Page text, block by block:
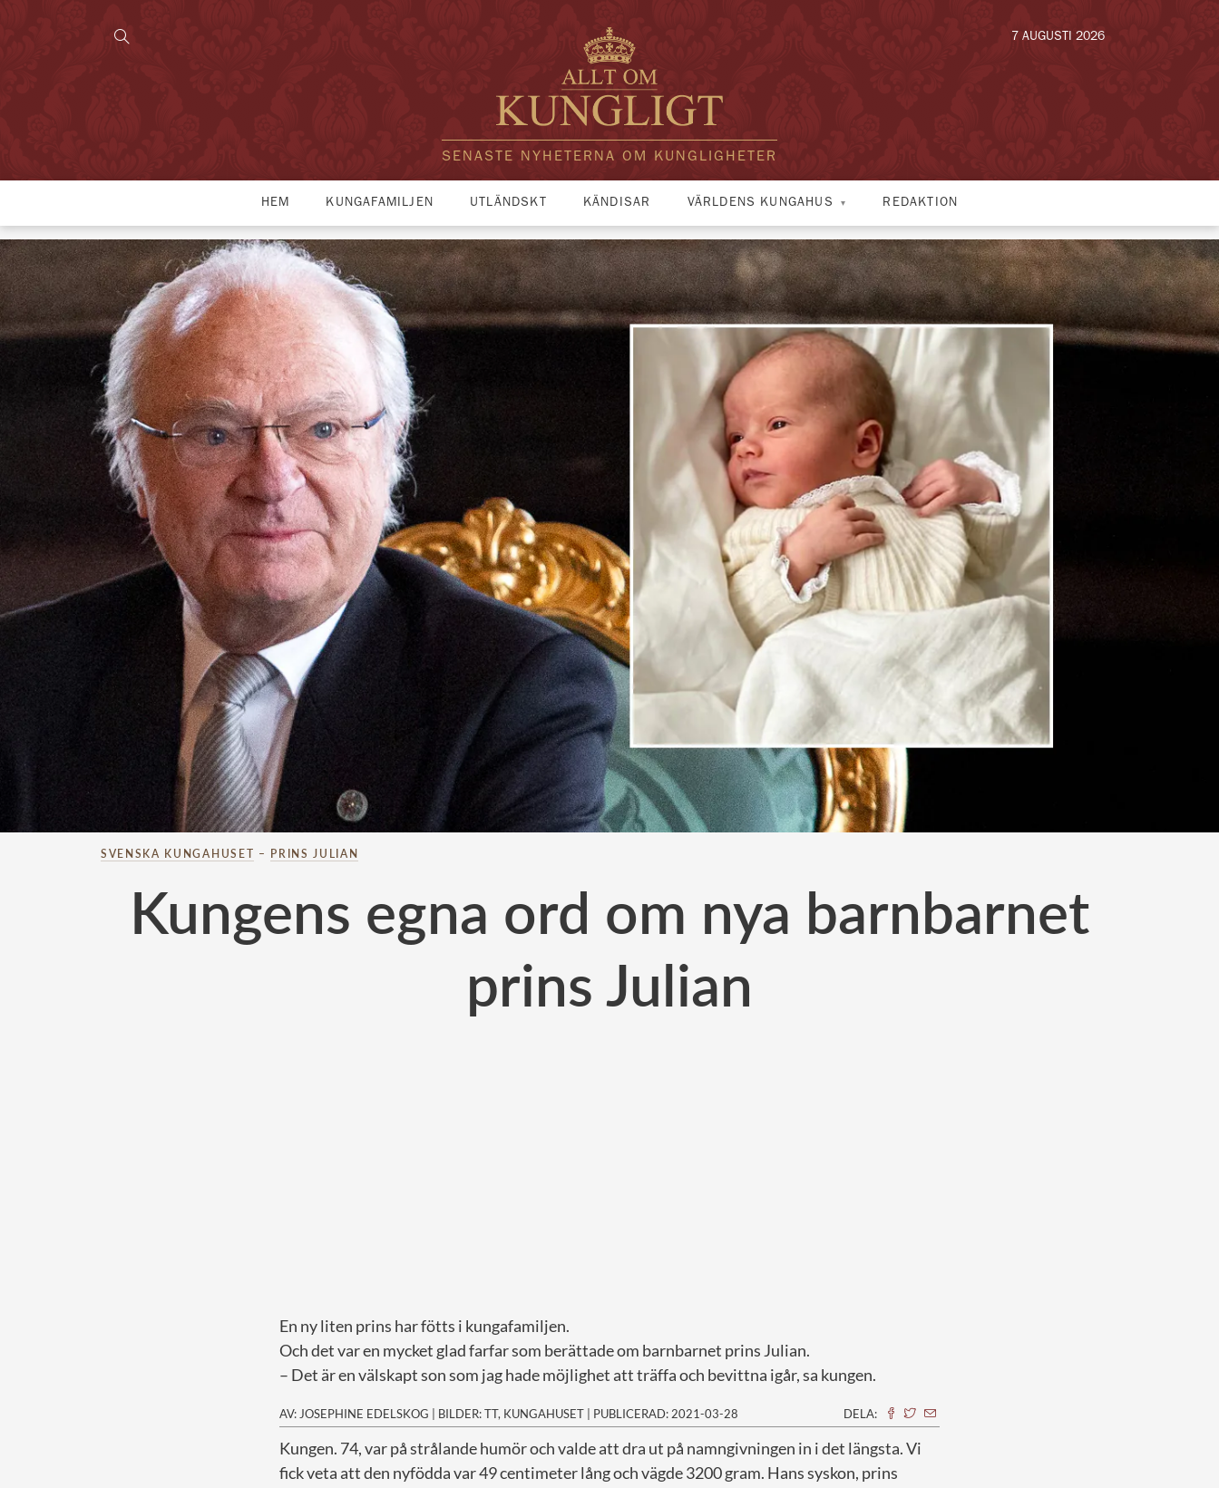
SENASTE NYHETERNA OM KUNGLIGHETER
7 AUGUSTI 2026
HEM KUNGAFAMILJEN UTLÄNDSKT KÄNDISAR VÄRLDENS KUNGAHUS REDAKTION
SVENSKA KUNGAHUSET – PRINS JULIAN
Kungens egna ord om nya barnbarnet
prins Julian
En ny liten prins har fötts i kungafamiljen.
Och det var en mycket glad farfar som berättade om barnbarnet prins Julian.
– Det är en välskapt son som jag hade möjlighet att träffa och bevittna igår, sa kungen.
AV: JOSEPHINE EDELSKOG | BILDER: TT, KUNGAHUSET | PUBLICERAD: 2021-03-28 DELA:
Kungen. 74, var på strålande humör och valde att dra ut på namngivningen in i det längsta. Vi
fick veta att den nyfödda var 49 centimeter lång och vägde 3200 gram. Hans syskon, prins